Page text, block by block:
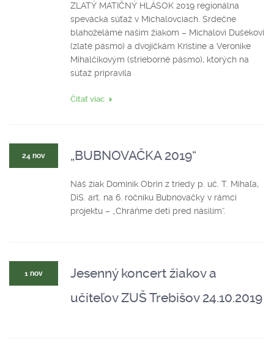
ZLATÝ MATIČNÝ HLÁSOK 2019 regionálna
spevácka súťaž v Michalovciach. Srdečne
blahoželáme našim žiakom – Michalovi Dušekovi
(zlaté pásmo) a dvojičkám Kristíne a Veronike
Mihalčíkovým (strieborné pásmo), ktorých na
súťaž pripravila
Čitať viac
24 nov „BUBNOVAČKA 2019“
Náš žiak Dominik Obrin z triedy p. uč. T. Mihaľa,
DiS. art. na 6. ročníku Bubnovačky v rámci
projektu – „Chráňme deti pred násilím“.
1 nov
Jesenný koncert žiakov a
učiteľov ZUŠ Trebišov 24.10.2019